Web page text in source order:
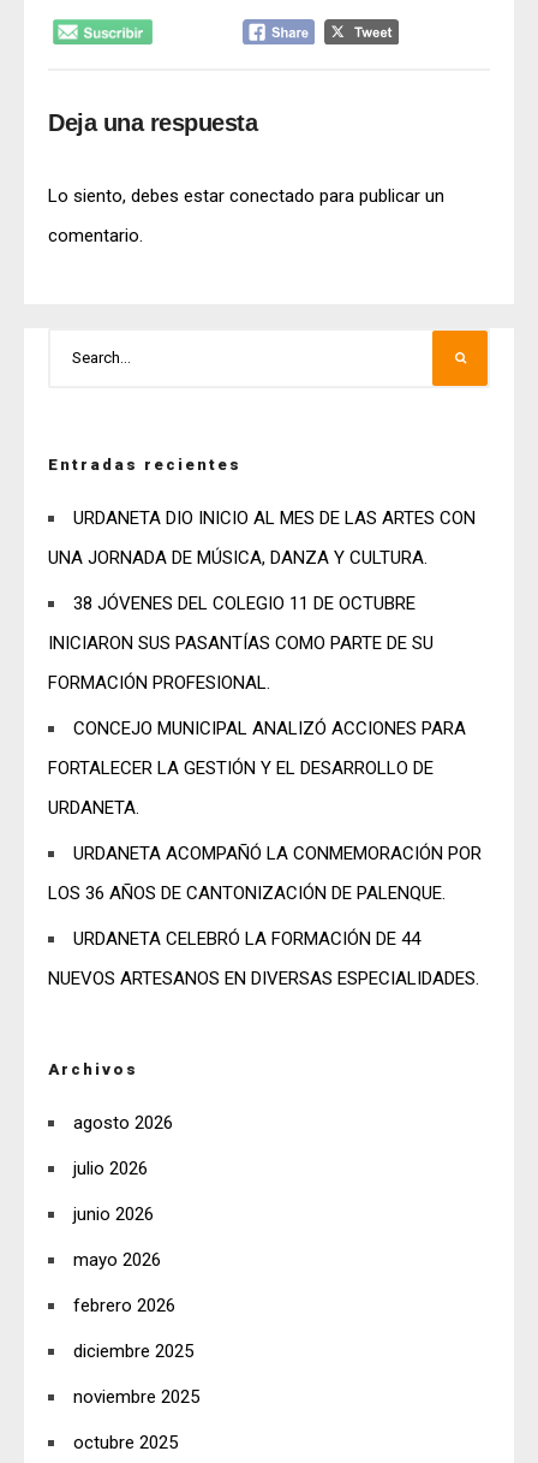
Deja una respuesta
Lo siento, debes estar conectado para publicar un
comentario.
Entradas recientes
URDANETA DIO INICIO AL MES DE LAS ARTES CON
UNA JORNADA DE MÚSICA, DANZA Y CULTURA.
38 JÓVENES DEL COLEGIO 11 DE OCTUBRE
INICIARON SUS PASANTÍAS COMO PARTE DE SU
FORMACIÓN PROFESIONAL.
CONCEJO MUNICIPAL ANALIZÓ ACCIONES PARA
FORTALECER LA GESTIÓN Y EL DESARROLLO DE
URDANETA.
URDANETA ACOMPAÑÓ LA CONMEMORACIÓN POR
LOS 36 AÑOS DE CANTONIZACIÓN DE PALENQUE.
URDANETA CELEBRÓ LA FORMACIÓN DE 44
NUEVOS ARTESANOS EN DIVERSAS ESPECIALIDADES.
Archivos
agosto 2026
julio 2026
junio 2026
mayo 2026
febrero 2026
diciembre 2025
noviembre 2025
octubre 2025